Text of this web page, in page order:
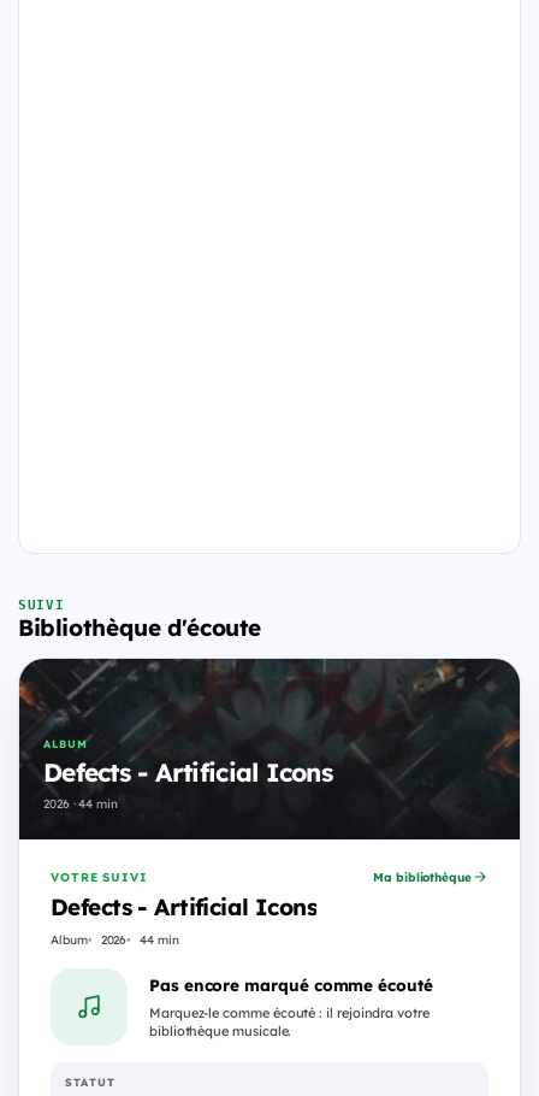
SUIVI
Bibliothèque d'écoute
ALBUM
Defects - Artificial Icons
2026 · 44 min
VOTRE SUIVI
Defects - Artificial Icons
Album 2026 44 min
Ma bibliothèque
Pas encore marqué comme écouté
Marquez-le comme écouté : il rejoindra votre
bibliothèque musicale.
STATUT